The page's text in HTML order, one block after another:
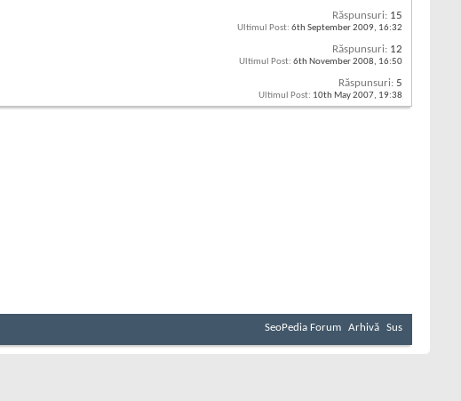
Răspunsuri: 15
Ultimul Post: 6th September 2009, 16:32
Răspunsuri: 12
Ultimul Post: 6th November 2008, 16:50
Răspunsuri: 5
Ultimul Post: 10th May 2007, 19:38
SeoPedia Forum Arhivă Sus